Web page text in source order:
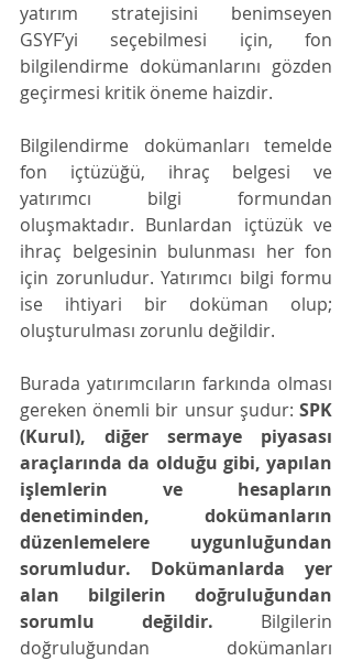
yatırım stratejisini benimseyen
GSYF’yi seçebilmesi için, fon
bilgilendirme dokümanlarını gözden
geçirmesi kritik öneme haizdir.
Bilgilendirme dokümanları temelde
fon içtüzüğü, ihraç belgesi ve
yatırımcı bilgi formundan
oluşmaktadır. Bunlardan içtüzük ve
ihraç belgesinin bulunması her fon
için zorunludur. Yatırımcı bilgi formu
ise ihtiyari bir doküman olup;
oluşturulması zorunlu değildir.
Burada yatırımcıların farkında olması
gereken önemli bir unsur şudur: SPK
(Kurul), diğer sermaye piyasası
araçlarında da olduğu gibi, yapılan
işlemlerin ve hesapların
denetiminden, dokümanların
düzenlemelere uygunluğundan
sorumludur. Dokümanlarda yer
alan bilgilerin doğruluğundan
sorumlu değildir. Bilgilerin
doğruluğundan dokümanları